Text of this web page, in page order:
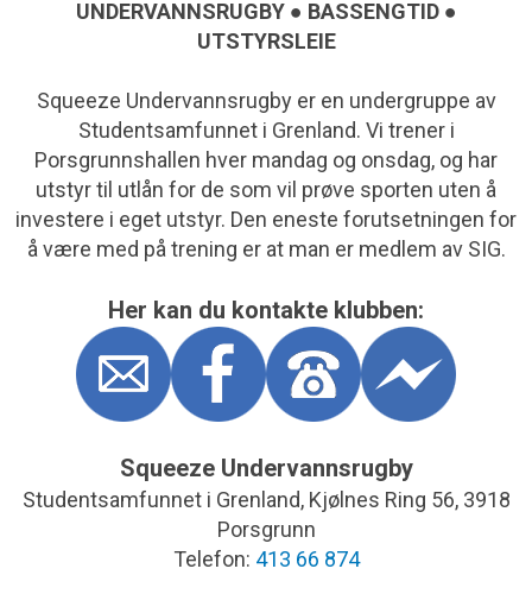
UNDERVANNSRUGBY ● BASSENGTID ●
UTSTYRSLEIE
Squeeze Undervannsrugby er en undergruppe av
Studentsamfunnet i Grenland. Vi trener i
Porsgrunnshallen hver mandag og onsdag, og har
utstyr til utlån for de som vil prøve sporten uten å
investere i eget utstyr. Den eneste forutsetningen for
å være med på trening er at man er medlem av SIG.
Her kan du kontakte klubben:
Squeeze Undervannsrugby
Studentsamfunnet i Grenland, Kjølnes Ring 56, 3918
Porsgrunn
Telefon: 413 66 874